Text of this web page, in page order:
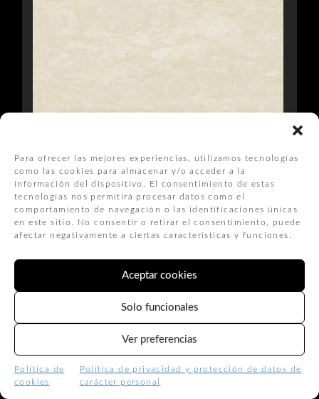
Para ofrecer las mejores experiencias, utilizamos tecnologías
como las cookies para almacenar y/o acceder a la
información del dispositivo. El consentimiento de estas
tecnologías nos permitirá procesar datos como el
comportamiento de navegación o las identificaciones únicas
en este sitio. No consentir o retirar el consentimiento, puede
afectar negativamente a ciertas características y funciones.
Aceptar cookies
Solo funcionales
Ver preferencias
Política de
cookies
Política de privacidad y protección de datos de
carácter personal
CHAMPAGNE